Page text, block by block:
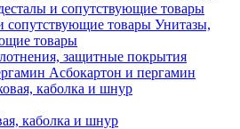
и сопутствующие товары
Унитазы,
товары
защитные покрытия
Асбокартон и пергамин
каболка и шнур